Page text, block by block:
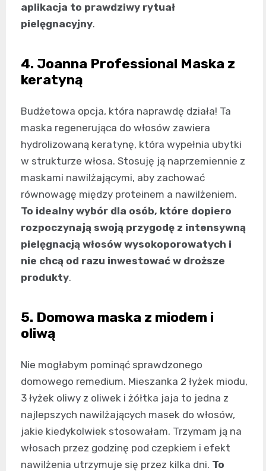
aplikacja to prawdziwy rytuał
pielęgnacyjny.
4. Joanna Professional Maska z
keratyną
Budżetowa opcja, która naprawdę działa! Ta
maska regenerująca do włosów zawiera
hydrolizowaną keratynę, która wypełnia ubytki
w strukturze włosa. Stosuję ją naprzemiennie z
maskami nawilżającymi, aby zachować
równowagę między proteinem a nawilżeniem.
To idealny wybór dla osób, które dopiero
rozpoczynają swoją przygodę z intensywną
pielęgnacją włosów wysokoporowatych i
nie chcą od razu inwestować w droższe
produkty.
5. Domowa maska z miodem i
oliwą
Nie mogłabym pominąć sprawdzonego
domowego remedium. Mieszanka 2 łyżek miodu,
3 łyżek oliwy z oliwek i żółtka jaja to jedna z
najlepszych nawilżających masek do włosów,
jakie kiedykolwiek stosowałam. Trzymam ją na
włosach przez godzinę pod czepkiem i efekt
nawilżenia utrzymuje się przez kilka dni. To